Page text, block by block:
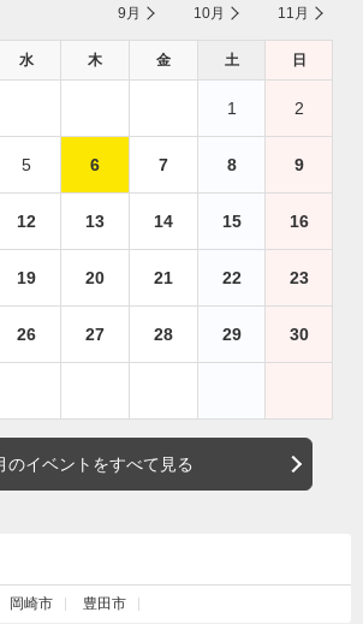
9月 10月 11月
水 木 金 土 日
1 2
5 6 7 8 9
12 13 14 15 16
19 20 21 22 23
26 27 28 29 30
のイベントをすべて見る
岡崎市 豊田市